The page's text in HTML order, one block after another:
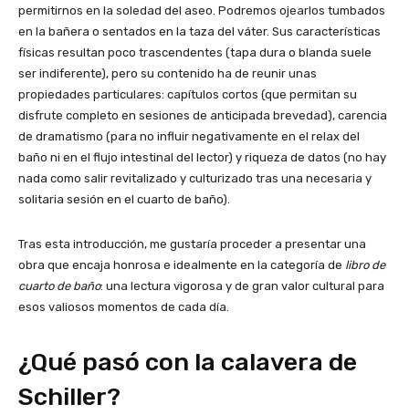
permitirnos en la soledad del aseo. Podremos ojearlos tumbados
en la bañera o sentados en la taza del váter. Sus características
físicas resultan poco trascendentes (tapa dura o blanda suele
ser indiferente), pero su contenido ha de reunir unas
propiedades particulares: capítulos cortos (que permitan su
disfrute completo en sesiones de anticipada brevedad), carencia
de dramatismo (para no influir negativamente en el relax del
baño ni en el flujo intestinal del lector) y riqueza de datos (no hay
nada como salir revitalizado y culturizado tras una necesaria y
solitaria sesión en el cuarto de baño).
Tras esta introducción, me gustaría proceder a presentar una
obra que encaja honrosa e idealmente en la categoría de libro de
cuarto de baño: una lectura vigorosa y de gran valor cultural para
esos valiosos momentos de cada día.
¿Qué pasó con la calavera de
Schiller?